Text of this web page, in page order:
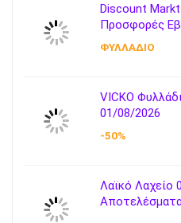
Discount
Προσφορές
ΦΥΛΛΑΔΙΟ
VICKO
01/08/2026
-50%
Λαϊκό Λαχείο